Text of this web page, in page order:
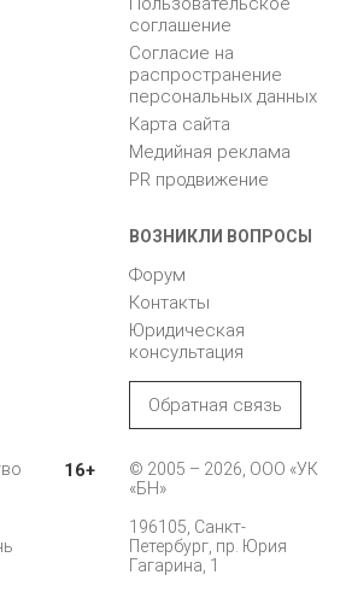
соглашение
Согласие на
распространение
персональных данных
Карта сайта
Медийная реклама
PR продвижение
ВОЗНИКЛИ ВОПРОСЫ
Форум
Контакты
Юридическая
консультация
Обратная связь
16+
© 2005 – 2026, ООО «УК
«БН»
196105, Санкт-
Петербург, пр. Юрия
Гагарина, 1